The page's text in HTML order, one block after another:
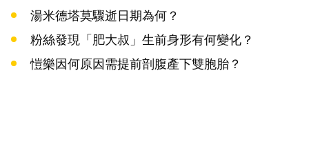
湯米德塔莫驟逝日期為何？
粉絲發現「肥大叔」生前身形有何變化？
愷樂因何原因需提前剖腹產下雙胞胎？